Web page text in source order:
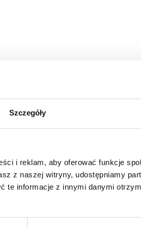
Szczegóły
i reklam, aby oferować funkcje
z naszej witryny, udostępniamy
te informacje z innymi danymi